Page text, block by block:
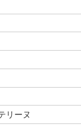
リーヌ